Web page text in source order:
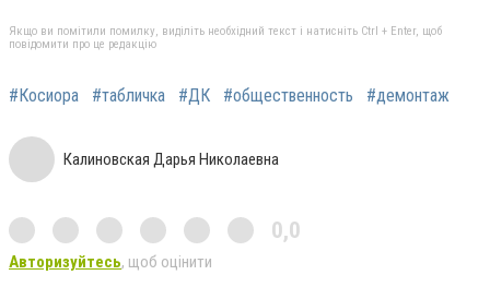
Якщо ви помітили помилку, виділіть необхідний текст і натисніть Ctrl + Enter, щоб
повідомити про це редакцію
#Косиора #табличка #ДК #общественность #демонтаж
Калиновская Дарья Николаевна
0,0
Авторизуйтесь, щоб оцінити